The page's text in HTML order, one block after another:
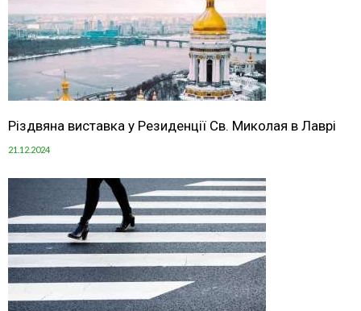
Різдвяна виставка у Резиденції Св. Миколая в Лаврі
21.12.2024